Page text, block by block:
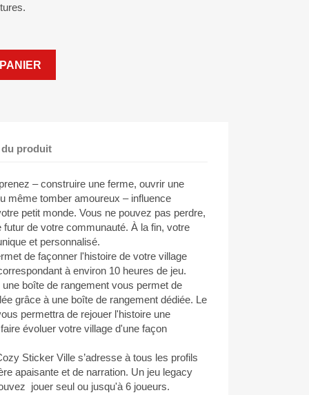
du produit
– construire une ferme, ouvrir une
même tomber amoureux – influence
petit monde. Vous ne pouvez pas perdre,
de votre communauté. À la fin, votre
et personnalisé.
de façonner l'histoire de votre village
à environ 10 heures de jeu.
boîte de rangement vous permet de
grâce à une boîte de rangement dédiée. Le
permettra de rejouer l'histoire une
évoluer votre village d'une façon
Sticker Ville s’adresse à tous les profils
apaisante et de narration. Un jeu legacy
jouer seul ou jusqu'à 6 joueurs.